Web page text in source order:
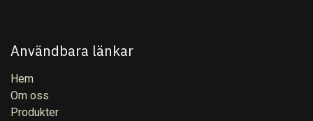
Användbara länkar
Hem
Om oss
Produkter